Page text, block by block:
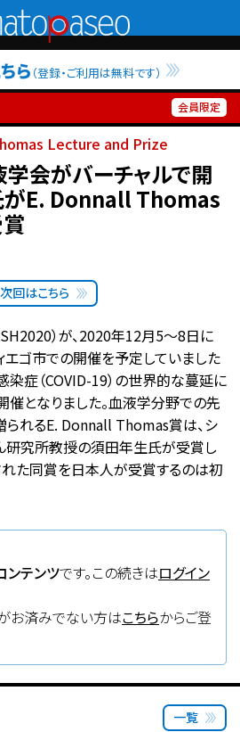
ら （登録・ご利用は無料です）
Lecture and Prize
会がバーチャルで開
E. Donnall Thomas
次回はこちら
）が、2020年12月5〜8日に
エゴ市での開催を予定していました
染症（COVID-19）の世界的な蔓延に
催となりました。血液学分野での先
れるE. Donnall Thomas賞は、シ
研究所教授の須田年生氏が受賞し
れた同賞を日本人が受賞するのは初
ンテンツです。この続きはログイン
お済みでない方はこちらからご登
一覧